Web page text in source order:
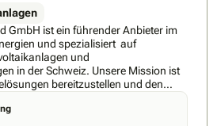
GmbH ist ein führender Anbieter im
und spezialisiert auf
und
in der Schweiz. Unsere Mission ist
bereitzustellen und den
Energien zu erleichtern. Unsere
Wir garantieren eine